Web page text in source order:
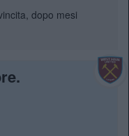
dopo mesi